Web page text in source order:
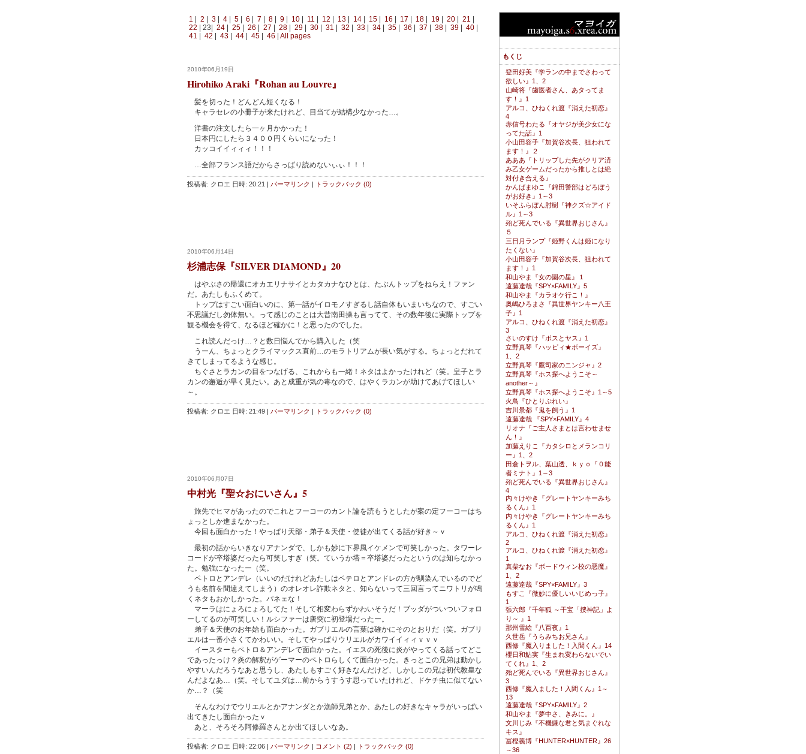
1 2 3 4 5 6 7 8 9 10 11 12 13 14 15 16 17 18 19 20 21
22
| 23| 24 25 26 27 28 29 30 31 32 33 34 35 36 37 38 39 40
41
42 43 44 45 46 All pages
2010年06月19日
Hirohiko Araki『Rohan au Louvre』
髪を切った！どんどん短くなる！
キャラセレの小冊子が来たけれど、目当てが結構少なかった…。
洋書の注文したら一ヶ月かかった！
日本円にしたら３４００円くらいになった！
カッコイイィィィ！！！
…全部フランス語だからさっぱり読めないぃぃ！！！
投稿者: クロエ 日時: 20:21 | パーマリンク | トラックバック (0)
2010年06月14日
杉浦志保『SILVER DIAMOND』20
はやぶさの帰還にオカエリナサイとカタカナなひとは、たぶんトップをねらえ！ファン
だ。あたしもふくめて。
トップはすごい面白いのに、第一話がイロモノすぎるし話自体もいまいちなので、すごい
不思議だし勿体無い。って感じのことは大昔南田操も言ってて、その数年後に実際トップを
観る機会を得て、なるほど確かに！と思ったのでした。
これ読んだっけ…？と数日悩んでから購入した（笑
うーん、ちょっとクライマックス直前…のモラトリアムが長い気がする。ちょっとだれて
きてしまってるような感じ。
ちぐさとラカンの目をつなげる、これからも一緒！ネタはよかったけれど（笑。皇子とラ
カンの邂逅が早く見たい。あと成重が気の毒なので、はやくラカンが助けてあげてほしい
～。
投稿者: クロエ 日時: 21:49 | パーマリンク | トラックバック (0)
2010年06月07日
中村光『聖☆おにいさん』5
旅先でヒマがあったのでこれとフーコーのカント論を読もうとしたが案の定フーコーはち
ょっとしか進まなかった。
今回も面白かった！やっぱり天部・弟子＆天使・使徒が出てくる話が好き～ｖ
最初の話からいきなりアナンダで、しかも妙に下界風イケメンで可笑しかった。タワーレ
コードが卒塔婆だったら可笑しすぎ（笑。ていうか塔＝卒塔婆だったというのは知らなかっ
た。勉強になったー（笑。
ペトロとアンデレ（いいのだけれどあたしはペテロとアンドレの方が馴染んでいるのでど
うも名前を間違えてしまう）のオレオレ詐欺ネタと、知らないって三回言ってニワトリが鳴
くネタもおかしかった。パネェな！
マーラはにょろにょろしてた！そして相変わらずかわいそうだ！ブッダがついついフォロ
ーしてるのが可笑しい！ルシファーは唐突に初登場だったー。
弟子＆天使のお年始も面白かった。ガブリエルの言葉は確かにそのとおりだ（笑。ガブリ
エルは一番小さくてかわいい。そしてやっぱりウリエルがカワイイィィｖｖｖ
イースターもペトロ＆アンデレで面白かった。イエスの死後に炎がやってくる話ってどこ
であったっけ？炎の解釈がゲーマーのペトロらしくて面白かった。きっとこの兄弟は動かし
やすいんだろうなあと思うし、あたしもすごく好きなんだけど、しかしこの兄は初代教皇な
んだよなあ…（笑。そしてユダは…前からうすうす思っていたけれど、ドケチ虫に似てない
か…？（笑
そんなわけでウリエルとかアナンダとか漁師兄弟とか、あたしの好きなキャラがいっぱい
出てきたし面白かったｖ
あと、そろそろ阿修羅さんとか出てほしいなあ。
投稿者: クロエ 日時: 22:06 | パーマリンク | コメント (2) | トラックバック (0)
もくじ
登田好美『学ランの中までさわって
欲しい』1、2
山崎将『歯医者さん、あタってま
す！』1
アルコ、ひねくれ渡『消えた初恋』
4
赤信号わたる『オヤジが美少女にな
ってた話』1
小山田容子『加賀谷次長、狙われて
ます！』２
あああ『トリップした先がクリア済
み乙女ゲームだったから推しとは絶
対付き合える』
かんばまゆこ『錦田警部はどろぼう
がお好き』1～3
いそふらぼん肘樹『神クズ☆アイド
ル』1～3
殆ど死んでいる『異世界おじさん』
５
三日月ランプ『姫野くんは姫になり
たくない』
小山田容子『加賀谷次長、狙われて
ます！』1
和山やま『女の園の星』１
遠藤達哉『SPY×FAMILY』5
和山やま『カラオケ行こ！』
奥嶋ひろまさ『異世界ヤンキー八王
子』1
アルコ、ひねくれ渡『消えた初恋』
3
さいのすけ『ボスとヤス』1
立野真琴『ハッピィ★ボーイズ』
1、2
立野真琴『鷹司家のニンジャ』2
立野真琴『ホス探へようこそ～
another～』
立野真琴『ホス探へようこそ』1～5
火鳥『ひとりぷれい』
吉川景都『鬼を飼う』1
遠藤達哉 『SPY×FAMILY』4
リオナ『ご主人さまとは言わせませ
ん！』
加藤えりこ『カタシロとメランコリ
ー』1、2
田倉トヲル、葉山透、ｋｙｏ『０能
者ミナト』1～3
殆ど死んでいる『異世界おじさん』
4
内々けやき『グレートヤンキーみち
るくん』1
内々けやき『グレートヤンキーみち
るくん』1
アルコ、ひねくれ渡『消えた初恋』
2
アルコ、ひねくれ渡『消えた初恋』
1
真柴なお『ボードウィン校の悪魔』
1、2
遠藤達哉『SPY×FAMILY』3
もすこ『微妙に優しいいじめっ子』
1
張六郎『千年狐 ～干宝「捜神記」よ
り～ 』1
那州雪絵『八百夜』1
久世岳『うらみちお兄さん』
西修『魔入りました！入間くん』14
櫻日和鮎実『生まれ変わらないでい
てくれ』1、2
殆ど死んでいる『異世界おじさん』
3
西修『魔入ました！入間くん』1～
13
遠藤達哉『SPY×FAMILY』2
和山やま『夢中さ、きみに。』
文川じみ『不機嫌な君と気まぐれな
キス』
冨樫義博『HUNTER×HUNTER』26
～36